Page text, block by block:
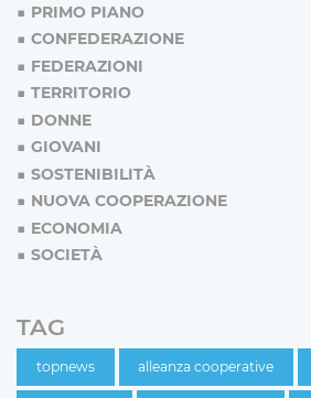
PRIMO PIANO
CONFEDERAZIONE
FEDERAZIONI
TERRITORIO
DONNE
GIOVANI
SOSTENIBILITÀ
NUOVA COOPERAZIONE
ECONOMIA
SOCIETÀ
TAG
topnews alleanza cooperative